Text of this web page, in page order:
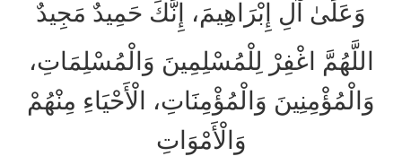
وَعَلَىٰ آلِ إِبْرَاهِيمَ، إِنَّكَ حَمِيدٌ مَجِيدٌ
اللَّهُمَّ اغْفِرْ لِلْمُسْلِمِينَ وَالْمُسْلِمَاتِ،
وَالْمُؤْمِنِينَ وَالْمُؤْمِنَاتِ، الْأَحْيَاءِ مِنْهُمْ
وَالْأَمْوَاتِ